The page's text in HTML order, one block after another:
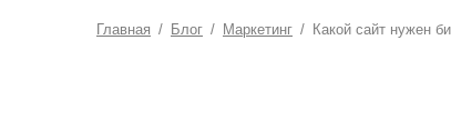
Главная / Блог / Маркетинг / Какой сайт нужен